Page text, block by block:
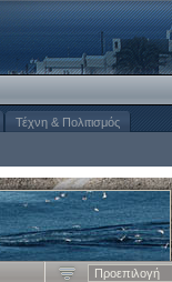
Τέχνη & Πολιτισμός
Προεπιλογή